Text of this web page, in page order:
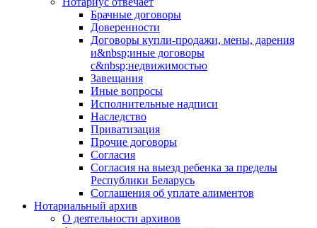
Брачные договоры
Доверенности
Договоры купли-продажи, мены, дарения
и&nbsp;иные договоры
с&nbsp;недвижимостью
Завещания
Иные вопросы
Исполнительные надписи
Наследство
Приватизация
Прочие договоры
Согласия
Согласия на выезд ребенка за пределы
Республики Беларусь
Соглашения об уплате алиментов
Нотариальный архив
О деятельности архивов